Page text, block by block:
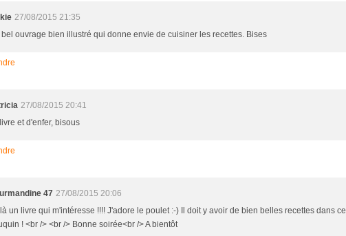
27/08/2015 21:35
bel ouvrage bien illustré qui donne envie de cuisiner les recettes. Bises
27/08/2015 20:41
et d'enfer, bisous
47 27/08/2015 20:06
un livre qui m'intéresse !!!! J'adore le poulet :-) Il doit y avoir de bien belles recettes dans ce
! <br /> <br /> Bonne soirée<br /> A bientôt